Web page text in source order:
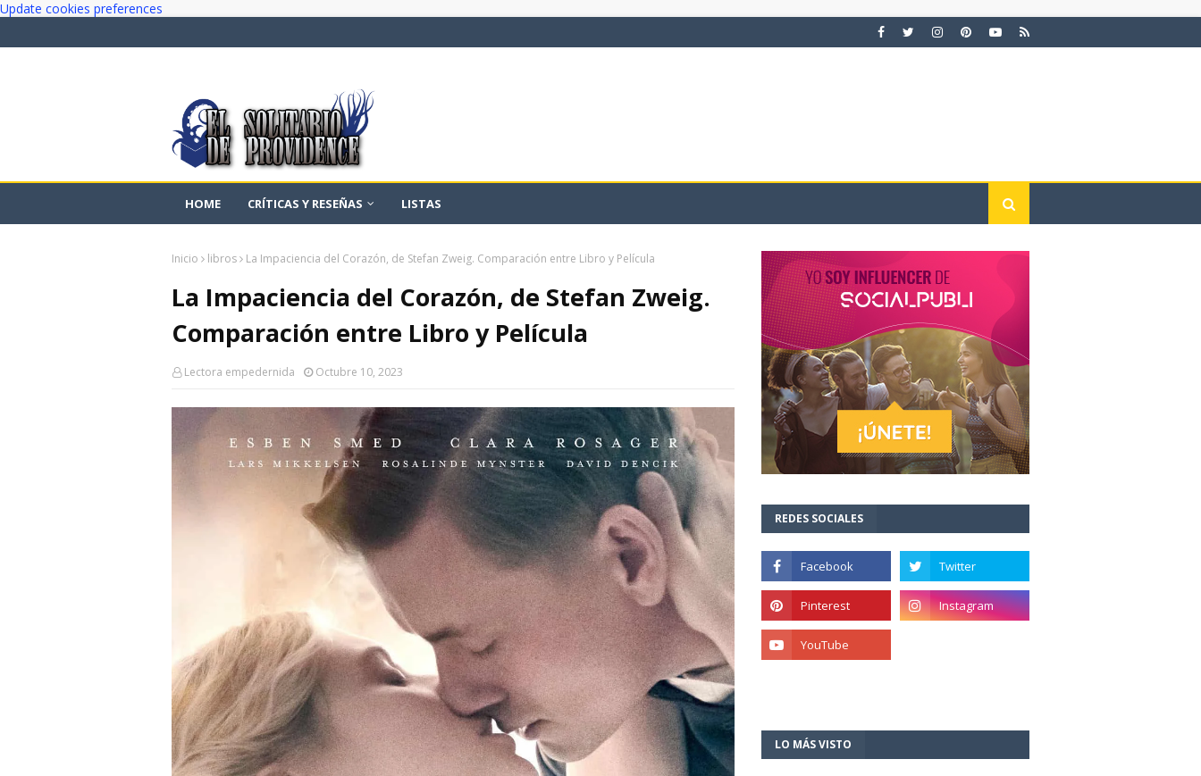
Update cookies preferences
HOME CRÍTICAS Y RESEÑAS LISTAS
Inicio libros La Impaciencia del Corazón, de Stefan Zweig. Comparación entre Libro y Película
La Impaciencia del Corazón, de Stefan Zweig.
Comparación entre Libro y Película
Lectora empedernida Octubre 10, 2023
REDES SOCIALES
LO MÁS VISTO